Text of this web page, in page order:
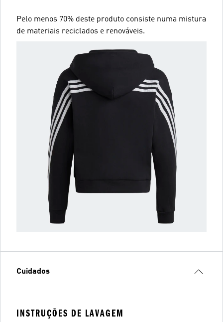
Pelo menos 70% deste produto consiste numa mistura
de materiais reciclados e renováveis.
Cuidados
INSTRUÇÕES DE LAVAGEM